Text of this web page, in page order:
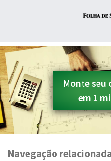
Monte seu
em 1
Navegação